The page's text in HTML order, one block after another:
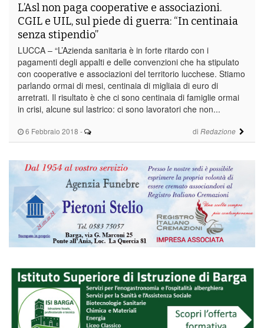
6 Febbraio 2018 - di Redazione
L’Asl non paga cooperative e associazioni.
CGIL e UIL, sul piede di guerra: “In centinaia
senza stipendio”
LUCCA – “L’Azienda sanitaria è in forte ritardo con i
pagamenti degli appalti e delle convenzioni che ha stipulato
con cooperative e associazioni del territorio lucchese. Stiamo
parlando ormai di mesi, centinaia di migliaia di euro di
arretrati. Il risultato è che ci sono centinaia di famiglie ormai
in crisi, alcune sul lastrico: ci sono lavoratori che non...